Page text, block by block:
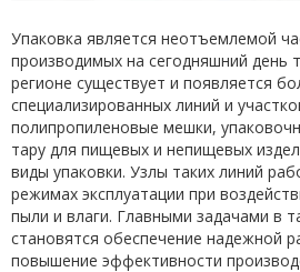
Упаковка является неотъемлемой
производимых на сегодняшний день
регионе существует и появляется
специализированных линий и
полипропиленовые мешки,
тару для пищевых и непищевых
виды упаковки. Узлы таких линий
режимах эксплуатации при
пыли и влаги. Главными задачами в
становятся обеспечение надежной
повышение эффективности